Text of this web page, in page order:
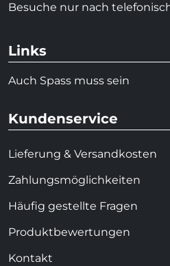
Besuche nur nach
Links
Auch Spass muss sein
Kundenservice
Lieferung & Versandkosten
Zahlungsmöglichkeiten
Häufig gestellte Fragen
Produktbewertungen
Kontakt